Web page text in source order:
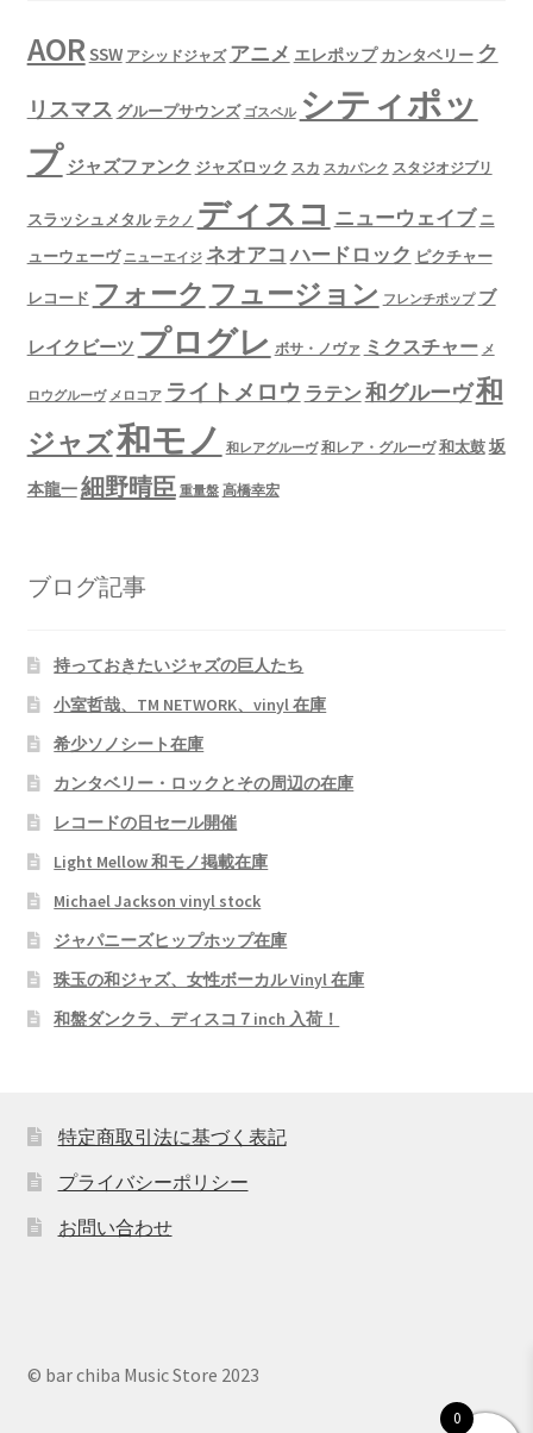
AORSSW アシッドジャズ アニメ エレポップ カンタベリー ク
リスマス グループサウンズ ゴスペル シティポッ
プ ジャズファンク ジャズロック スカ スカパンク スタジオジブリ
スラッシュメタル テクノ ディスコ ニューウェイブ ニ
ューウェーヴ ニューエイジ ネオアコ ハードロック ピクチャー
レコード フォーク フュージョン フレンチポップ ブ
レイクビーツ プログレ ボサ・ノヴァ ミクスチャー メ
ロウグルーヴ メロコア ライトメロウ ラテン 和グルーヴ和
ジャズ和モノ 和レアグルーヴ 和レア・グルーヴ 和太鼓坂
本龍一細野晴臣 重量盤 高橋幸宏
ブログ記事
持っておきたいジャズの巨人たち
小室哲哉、TM NETWORK、vinyl 在庫
希少ソノシート在庫
カンタベリー・ロックとその周辺の在庫
レコードの日セール開催
Light Mellow 和モノ掲載在庫
Michael Jackson vinyl stock
ジャパニーズヒップホップ在庫
珠玉の和ジャズ、女性ボーカル Vinyl 在庫
和盤ダンクラ、ディスコ７inch 入荷！
特定商取引法に基づく表記
プライバシーポリシー
お問い合わせ
© bar chiba Music Store 2023
0